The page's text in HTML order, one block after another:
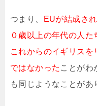
つまり、
EUが結成さ
０歳以上の年代の人た
これからのイギリスを
ではなかった ことがわ
も同じようなことがあ